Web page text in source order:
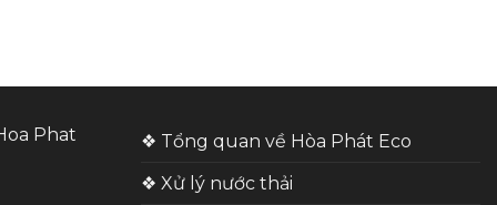
❖ Tổng quan về Hòa Phát Eco
❖ Xử lý nước thải